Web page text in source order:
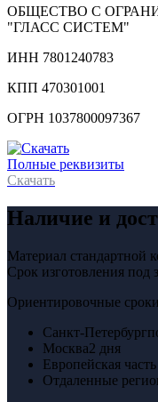
ОБЩЕСТВО С
"ГЛАСС СИСТЕМ"
ИНН 7801240783
КПП 470301001
ОГРН 1037800097367
Полные реквизиты
Скачать
Наличие и
Материал стандартной
Срок изготовления под
Ориентировочные
Санкт-Петербург
Москва2 дня
Европейская
Отдаленные